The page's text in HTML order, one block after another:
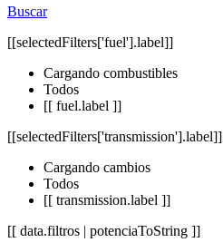
Buscar
[[selectedFilters['fuel'].label]]
Cargando combustibles
Todos
[[ fuel.label ]]
[[selectedFilters['transmission'].label]]
Cargando cambios
Todos
[[ transmission.label ]]
[[ data.filtros | potenciaToString ]]